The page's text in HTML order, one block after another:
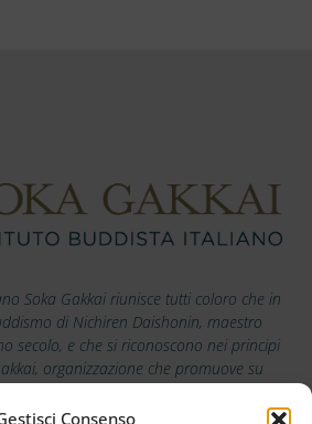
Consenso
Soka Gakkai riunisce tutti coloro che in
di Nichiren Daishonin, maestro
secolo, e che si riconoscono nei principi
organizzazione che promuove su